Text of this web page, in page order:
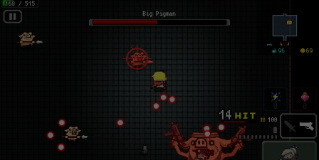
podemos saltar, e incluso en el mundo exterior podemos saltar
entre los PNJ. El movimiento centrado en correr y saltar es genial,
y los controles táctiles están bien. Pero el juego resulta realmente
increíble cuando se juega con un mando, que añade un control
asombroso durante el combate. El único inconveniente es que la
función de apuntar automáticamente no es útil cuando se usa el
mando, y me he visto obligado a tocar la pantalla para algunas
cosas menores pero necesarias. Dungreed es un juego premium de
4,99 $ sin anuncios ni iAP, lo que lo convierte en una opción
fantástica. No te puedes equivocar con este juego, ya que la